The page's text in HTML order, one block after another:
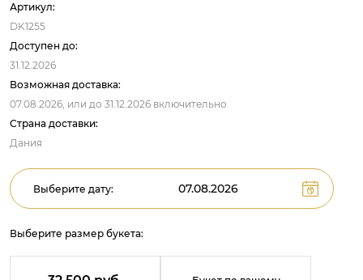
Артикул:
DK1255
Доступен до:
31.12.2026
Возможная доставка:
07.08.2026, или до 31.12.2026 включительно
Страна доставки:
Дания
Выберите дату:
Выберите размер букета: